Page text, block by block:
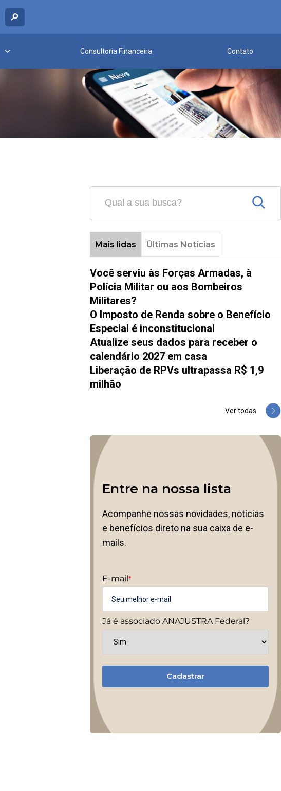
Consultoria Financeira Contato
Mais lidas Últimas Notícias
Você serviu às Forças Armadas, à
Polícia Militar ou aos Bombeiros
Militares?
O Imposto de Renda sobre o Benefício
Especial é inconstitucional
Atualize seus dados para receber o
calendário 2027 em casa
Liberação de RPVs ultrapassa R$ 1,9
milhão
Ver todas
Entre na nossa lista
Acompanhe nossas novidades, notícias
e benefícios direto na sua caixa de e-
mails.
E-mail *
Já é associado ANAJUSTRA Federal?
Cadastrar